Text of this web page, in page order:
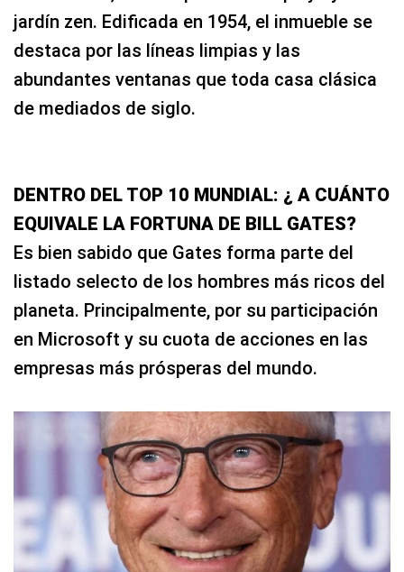
jardín zen. Edificada en 1954, el inmueble se
destaca por las líneas limpias y las
abundantes ventanas que toda casa clásica
de mediados de siglo.
DENTRO DEL TOP 10 MUNDIAL: ¿ A CUÁNTO
EQUIVALE LA FORTUNA DE BILL GATES?
Es bien sabido que Gates forma parte del
listado selecto de los hombres más ricos del
planeta. Principalmente, por su participación
en Microsoft y su cuota de acciones en las
empresas más prósperas del mundo.